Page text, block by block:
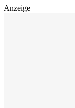
Anzeige